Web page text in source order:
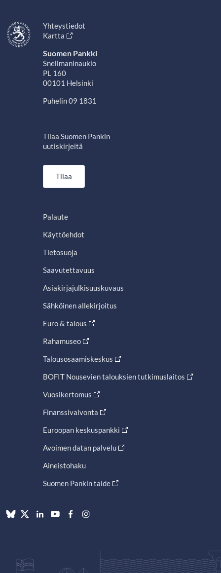
Yhteystiedot
Kartta
Suomen Pankki
Snellmaninaukio
PL 160
00101 Helsinki
Puhelin 09 1831
Tilaa Suomen Pankin
uutiskirjeitä
Tilaa
Palaute
Käyttöehdot
Tietosuoja
Saavutettavuus
Asiakirjajulkisuuskuvaus
Sähköinen allekirjoitus
Euro & talous
Rahamuseo
Talousosaamiskeskus
BOFIT Nousevien talouksien tutkimuslaitos
Vuosikertomus
Finanssivalvonta
Euroopan keskuspankki
Avoimen datan palvelu
Aineistohaku
Suomen Pankin taide